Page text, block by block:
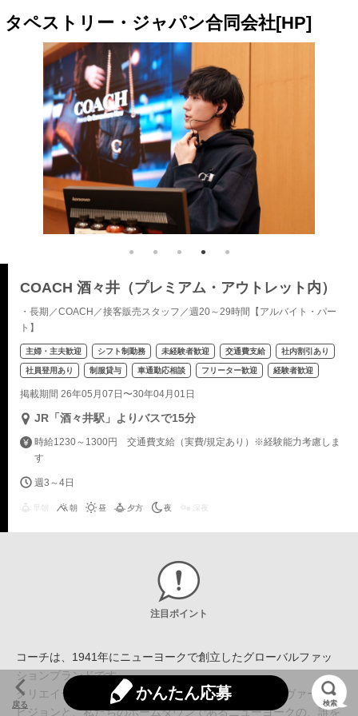
タペストリー・ジャパン合同会社[HP]
COACH 酒々井（プレミアム・アウトレット内）
・長期／COACH／接客販売スタッフ／週20～29時間【アルバイト・パー
ト】
主婦・主夫歓迎 シフト制勤務 未経験者歓迎 交通費支給 社内割引あり
社員登用あり 制服貸与 車通勤応相談 フリーター歓迎 経験者歓迎
掲載期間 26年05月07日〜30年04月01日
JR「酒々井駅」よりバスで15分
時給1230～1300円 交通費支給（実費/規定あり）※経験能力考慮しま
す
週3～4日
朝 昼 夕方 夜 深夜
注目ポイント
コーチは、1941年にニューヨークで創立したグローバルファッ
ションブランドです。
クリエイティブ・ディレクターのスチュアート・ヴィヴァースの
ビジョンと、私たちのホームタウンであるニューヨークの、誰を
戻る
かんたん応募
検索